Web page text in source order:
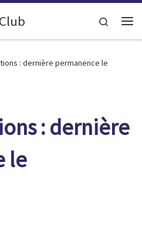
Search
: dernière permanence le
: dernière
le